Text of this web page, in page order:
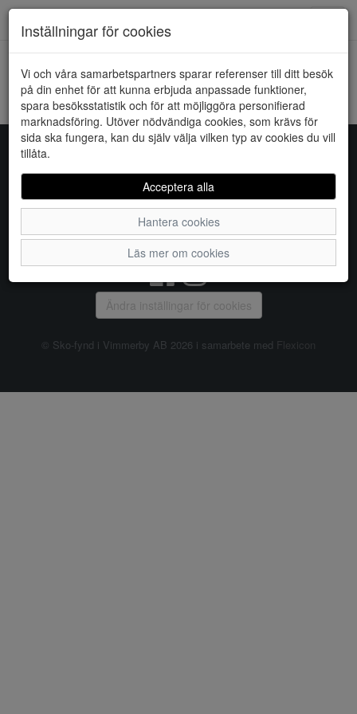
HEM ONLY
Kunde inte hitta några artiklar...
Inställningar för cookies
Vi och våra samarbetspartners sparar referenser till ditt besök
på din enhet för att kunna erbjuda anpassade funktioner,
spara besöksstatistik och för att möjliggöra personifierad
marknadsföring. Utöver nödvändiga cookies, som krävs för
sida ska fungera, kan du själv välja vilken typ av cookies du vill
tillåta.
Acceptera alla
Hantera cookies
Läs mer om cookies
Sko-fynd i Vimmerby AB
S:t Torget 2, 598 21 VIMMERBY, Telefon:
| Om oss Kontakta oss
Ändra inställingar för cookies
© Sko-fynd i Vimmerby AB 2026 i samarbete med Flexicon